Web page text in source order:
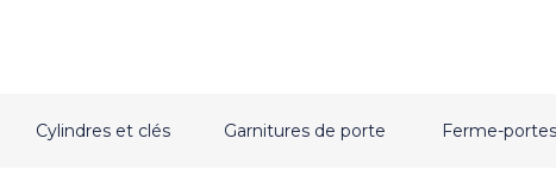
Cylindres et clés Garnitures de porte Ferme-portes